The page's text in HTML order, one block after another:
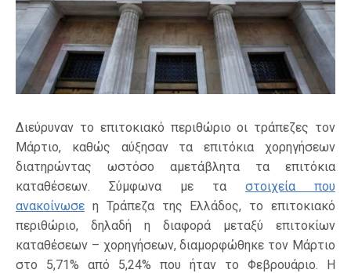
Διεύρυναν το επιτοκιακό περιθώριο οι τράπεζες τον
Μάρτιο, καθώς αύξησαν τα επιτόκια χορηγήσεων
διατηρώντας ωστόσο αμετάβλητα τα επιτόκια
καταθέσεων. Σύμφωνα με τα στοιχεία που
ανακοίνωσε η Τράπεζα της Ελλάδος, το επιτοκιακό
περιθώριο, δηλαδή η διαφορά μεταξύ επιτοκίων
καταθέσεων – χορηγήσεων, διαμορφώθηκε τον Μάρτιο
στο 5,71% από 5,24% που ήταν το Φεβρουάριο. Η